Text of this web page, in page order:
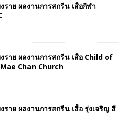
ราย ผลงานการสกรีน เสื้อกีฬา
ราย ผลงานการสกรีน เสื้อ Child of
Chan Church
ราย ผลงานการสกรีน เสื้อ รุ่งเจริญ สี